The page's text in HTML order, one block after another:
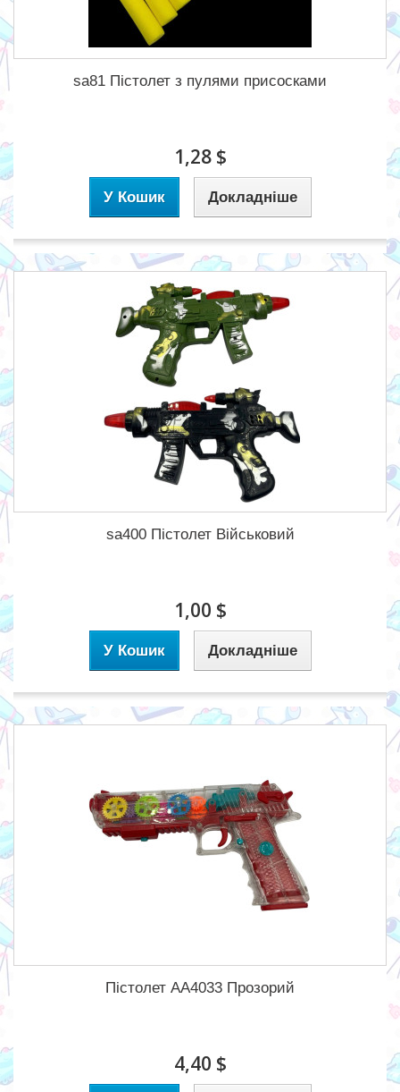
sa81 Пістолет з пулями присосками
1,28 $
У Кошик Докладніше
sa400 Пістолет Військовий
1,00 $
У Кошик Докладніше
Пістолет АА4033 Прозорий
4,40 $